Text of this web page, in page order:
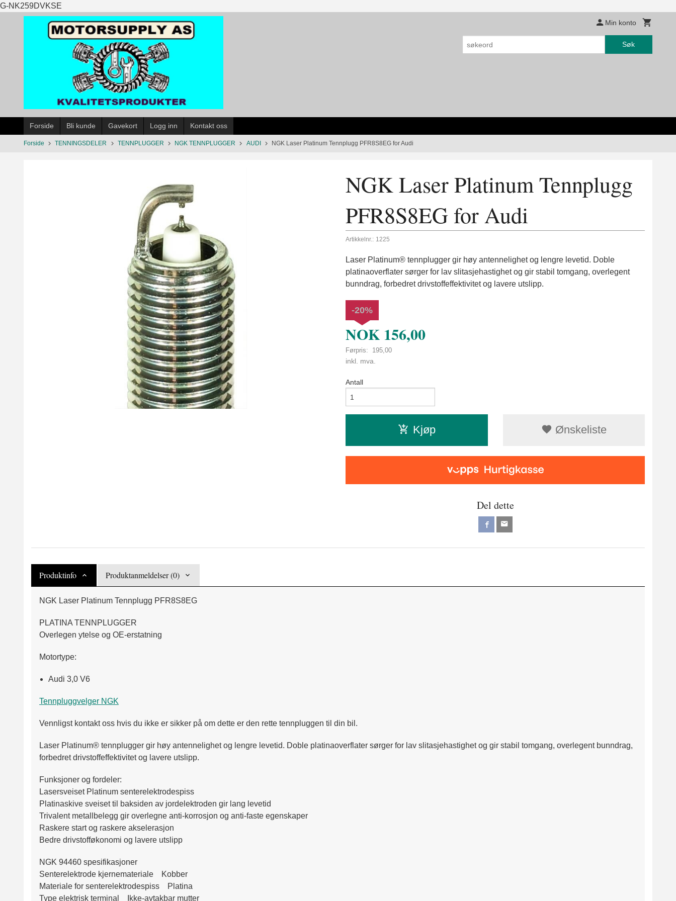
G-NK259DVKSE
til
innholdet
Min konto
Søk
Forside Bli kunde Gavekort Logg inn Kontakt oss
Forside TENNINGSDELER TENNPLUGGER NGK TENNPLUGGER AUDI NGK Laser Platinum Tennplugg PFR8S8EG for Audi
NGK Laser Platinum Tennplugg
PFR8S8EG for Audi
Artikkelnr.: 1225
Laser Platinum® tennplugger gir høy antennelighet og lengre levetid. Doble
platinaoverflater sørger for lav slitasjehastighet og gir stabil tomgang, overlegent
bunndrag, forbedret drivstoffeffektivitet og lavere utslipp.
NOK 156,00
Førpris: 195,00
Rabatt
-20%
inkl. mva.
Antall
Kjøp Ønskeliste
Del dette
Produktinfo Produktanmeldelser (0)
NGK Laser Platinum Tennplugg PFR8S8EG
PLATINA TENNPLUGGER
Overlegen ytelse og OE-erstatning
Motortype:
Audi 3,0 V6
Tennpluggvelger NGK
Vennligst kontakt oss hvis du ikke er sikker på om dette er den rette tennpluggen til din bil.
Laser Platinum® tennplugger gir høy antennelighet og lengre levetid. Doble platinaoverflater sørger for lav slitasjehastighet og gir stabil tomgang, overlegent bunndrag,
forbedret drivstoffeffektivitet og lavere utslipp.
Funksjoner og fordeler:
Lasersveiset Platinum senterelektrodespiss
Platinaskive sveiset til baksiden av jordelektroden gir lang levetid
Trivalent metallbelegg gir overlegne anti-korrosjon og anti-faste egenskaper
Raskere start og raskere akselerasjon
Bedre drivstofføkonomi og lavere utslipp
NGK 94460 spesifikasjoner
Senterelektrode kjernemateriale Kobber
Materiale for senterelektrodespiss Platina
Type elektrisk terminal Ikke-avtakbar mutter